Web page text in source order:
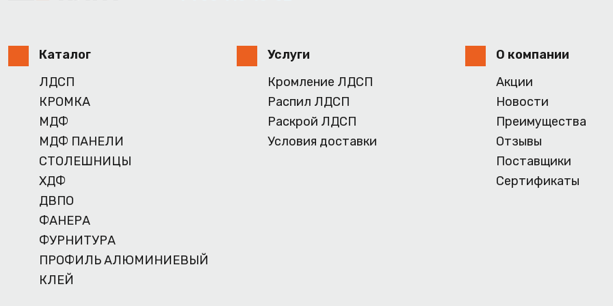
Каталог
ЛДСП
КРОМКА
МДФ
МДФ ПАНЕЛИ
СТОЛЕШНИЦЫ
ХДФ
ДВПО
ФАНЕРА
ФУРНИТУРА
ПРОФИЛЬ АЛЮМИНИЕВЫЙ
КЛЕЙ
Услуги
Кромление ЛДСП
Распил ЛДСП
Раскрой ЛДСП
Условия доставки
О компании
Акции
Новости
Преимущества
Отзывы
Поставщики
Сертификаты